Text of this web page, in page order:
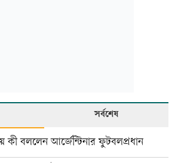
সর্বশেষ
কী বললেন আর্জেন্টিনার ফুটবলপ্রধান